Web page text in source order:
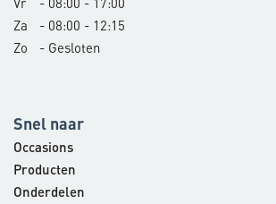
Za
- 08:00 - 12:15
Zo
- Gesloten
Snel naar
Occasions
Producten
Onderdelen